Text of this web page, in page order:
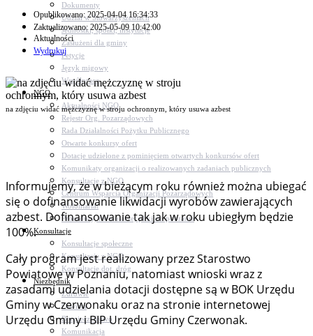
Dokumenty
Udział w Stowarzyszeniach
Jednostki, spółki, instytucje
Zasłużeni dla gminy
Petycje
Język migowy
Współpraca
NGO
Aktualności NGO
Rejestr Org. Pozarządowych
Rada Działalności Pożytku Publicznego
Otwarte konkursy ofert
Dotacje udzielone z pominięciem otwartych konkursów ofert
Komunikaty organizacji o realizowanych zadaniach publicznych
Konsultacje z NGO
Centrum Wsparcia Organizacji Pozarządowych
Wolontariat
Procedury, formularze, pliki do pobrania
Konsultacje
Konsultacje społeczne
Konsultacje z NGO
Konsultacje dot. dróg
Niezbędnik
Zdrowie
Oświata
Bezpieczeństwo
Komunikacja
Opublikowano: 2025-04-04 16:34:33
Zaktualizowano: 2025-05-09 10:42:00
Aktualności
Wydrukuj
na zdjęciu widać mężczyznę w stroju ochronnym, który usuwa azbest
Informujemy, że w bieżącym roku również można ubiegać
się o dofinansowanie likwidacji wyrobów zawierających
azbest. Dofinansowanie tak jak w roku ubiegłym będzie
100%.
Cały program jest realizowany przez Starostwo
Powiatowe w Poznaniu, natomiast wnioski wraz z
zasadami udzielania dotacji dostępne są w BOK Urzędu
Gminy w Czerwonaku oraz na stronie internetowej
Urzędu Gminy i BIP Urzędu Gminy Czerwonak.